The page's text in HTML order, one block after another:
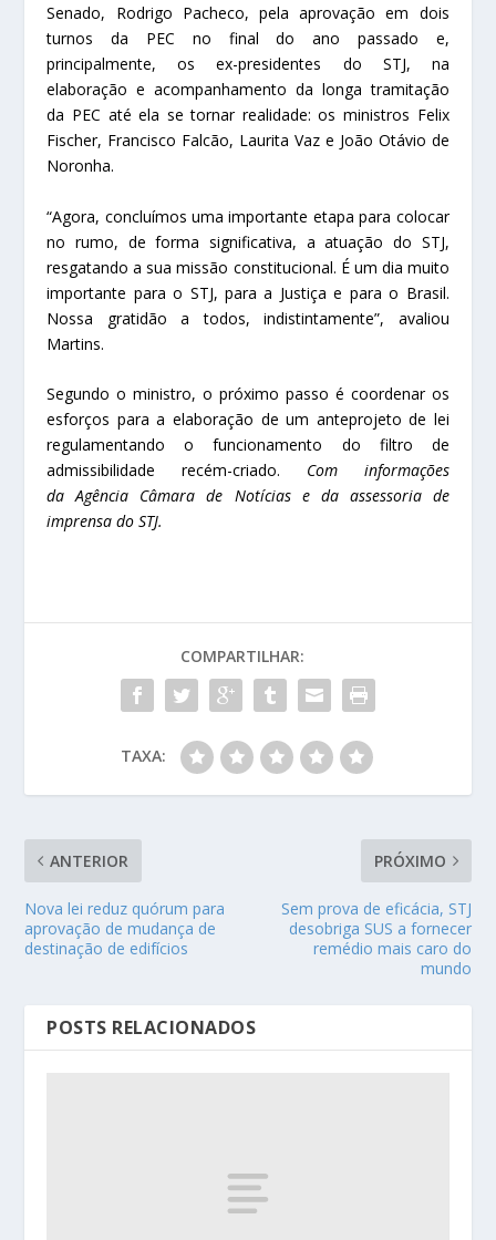
Senado, Rodrigo Pacheco, pela aprovação em dois
turnos da PEC no final do ano passado e,
principalmente, os ex-presidentes do STJ, na
elaboração e acompanhamento da longa tramitação
da PEC até ela se tornar realidade: os ministros Felix
Fischer, Francisco Falcão, Laurita Vaz e João Otávio de
Noronha.
“Agora, concluímos uma importante etapa para colocar
no rumo, de forma significativa, a atuação do STJ,
resgatando a sua missão constitucional. É um dia muito
importante para o STJ, para a Justiça e para o Brasil.
Nossa gratidão a todos, indistintamente”, avaliou
Martins.
Segundo o ministro, o próximo passo é coordenar os
esforços para a elaboração de um anteprojeto de lei
regulamentando o funcionamento do filtro de
admissibilidade recém-criado. Com informações
da Agência Câmara de Notícias e da assessoria de
imprensa do STJ.
COMPARTILHAR:
TAXA:
ANTERIOR
Nova lei reduz quórum para
aprovação de mudança de
destinação de edifícios
PRÓXIMO
Sem prova de eficácia, STJ
desobriga SUS a fornecer
remédio mais caro do
mundo
POSTS RELACIONADOS